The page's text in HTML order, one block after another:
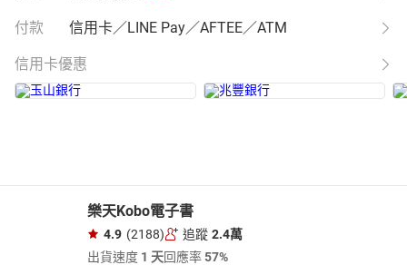
付款 信用卡／LINE Pay／AFTEE／ATM
信用卡優惠
樂天Kobo電子書
4.9 (2188) 追蹤 2.4萬
出貨速度 1 天回應率57%